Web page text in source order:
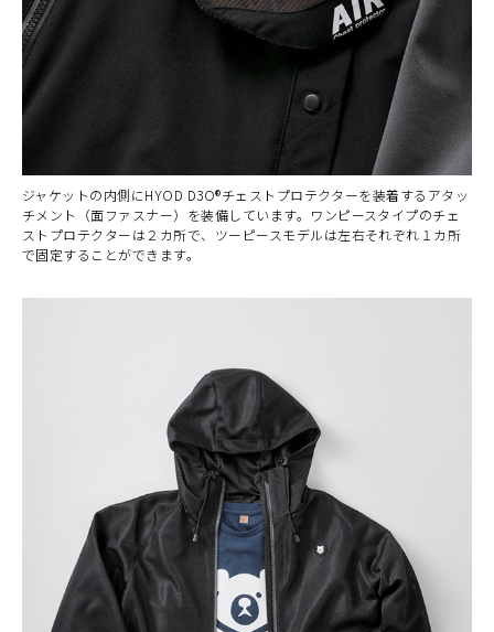
ジャケットの内側にHYOD D3O®チェストプロテクターを装着するアタッ
チメント（面ファスナー）を装備しています。ワンピースタイプのチェ
ストプロテクターは２カ所で、ツーピースモデルは左右それぞれ１カ所
で固定することができます。